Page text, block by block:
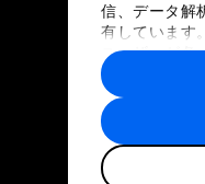
信、データ解
有しています
ユーザーが各
報や各パート
に収集された
トナーによっ
す。